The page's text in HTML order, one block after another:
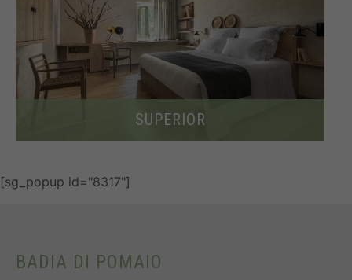
SUPERIOR
[sg_popup id="8317"]
BADIA DI POMAIO